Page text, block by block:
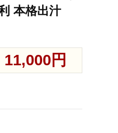
本格出汁
11,000円